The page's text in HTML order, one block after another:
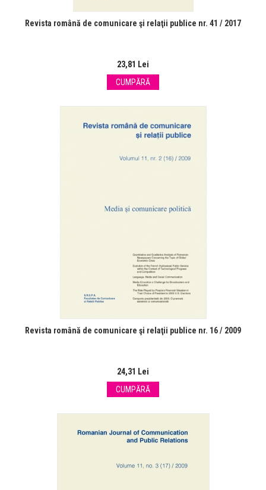
Revista română de comunicare şi relaţii publice nr. 41 / 2017
23,81 Lei
CUMPĂRĂ
Revista română de comunicare şi relaţii publice nr. 16 / 2009
24,31 Lei
CUMPĂRĂ